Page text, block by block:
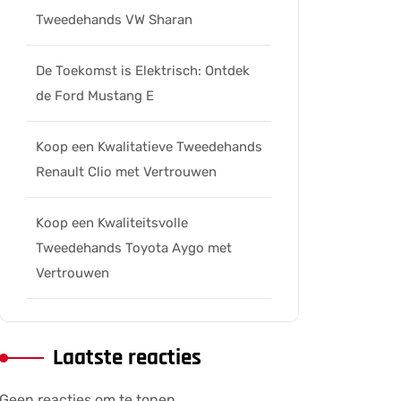
Tweedehands VW Sharan
De Toekomst is Elektrisch: Ontdek
de Ford Mustang E
Koop een Kwalitatieve Tweedehands
Renault Clio met Vertrouwen
Koop een Kwaliteitsvolle
Tweedehands Toyota Aygo met
Vertrouwen
Laatste reacties